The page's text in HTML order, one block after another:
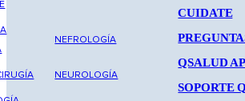
NEFROLOGÍA
NEUROLOGÍA
CUIDATE
QSALUD
SOPORTE